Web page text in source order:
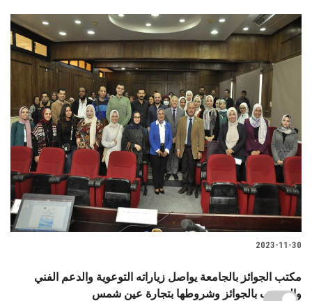
2023-11-30
مكتب الجوائز بالجامعة يواصل زياراته التوعوية والدعم الفني
والتعريف بالجوائز وشروطها بتجارة عين شمس